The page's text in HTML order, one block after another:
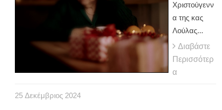
Χριστούγενν
α της κας
Λούλας...
Διαβάστε
Περισσότερ
α
25 Δεκέμβριος 2024